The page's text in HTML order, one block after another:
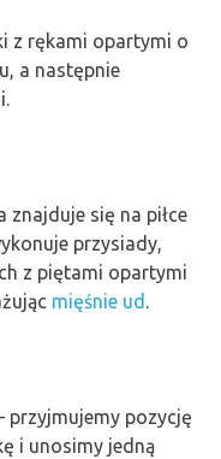
z rękami opartymi o
a następnie
znajduje się na piłce
przysiady,
z piętami opartymi
mięśnie ud .
przyjmujemy pozycję
i unosimy jedną